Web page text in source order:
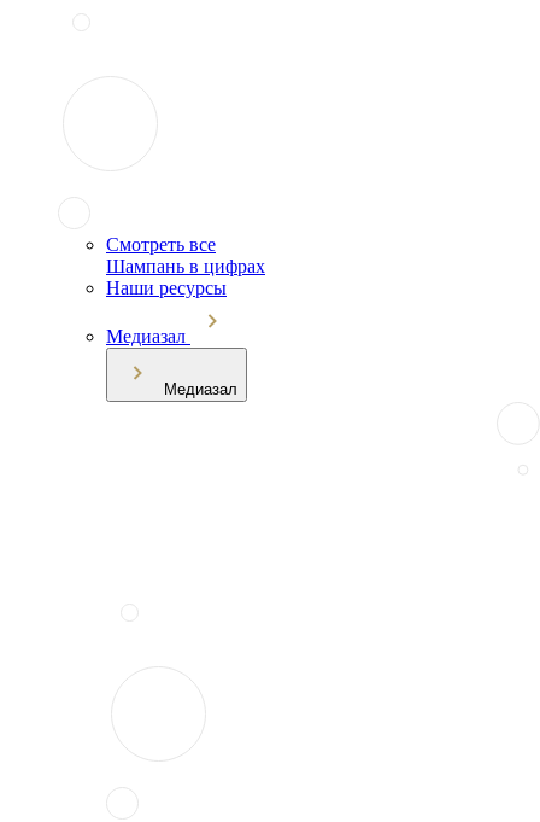
Смотреть все
Шампань в цифрах
Наши ресурсы
Медиазал
Медиазал